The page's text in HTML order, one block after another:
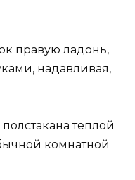
правую ладонь,
надавливая,
теплой
комнатной